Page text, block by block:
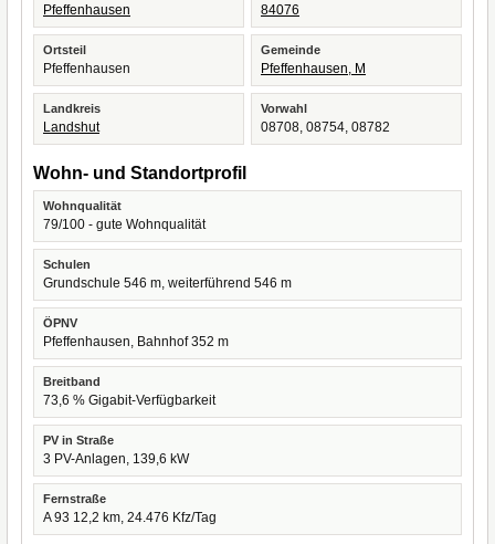
Pfeffenhausen 84076
Ortsteil
Pfeffenhausen
Gemeinde
Pfeffenhausen, M
Landkreis
Landshut
Vorwahl
08708, 08754, 08782
Wohn- und Standortprofil
Wohnqualität
79/100 - gute Wohnqualität
Schulen
Grundschule 546 m, weiterführend 546 m
ÖPNV
Pfeffenhausen, Bahnhof 352 m
Breitband
73,6 % Gigabit-Verfügbarkeit
PV in Straße
3 PV-Anlagen, 139,6 kW
Fernstraße
A 93 12,2 km, 24.476 Kfz/Tag